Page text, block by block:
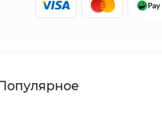
питомцам, маленьким
такого вида